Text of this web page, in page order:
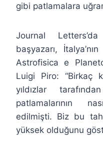
gibi patlamalara
Journal Letters’da
başyazarı,
Astrofisica e
Luigi Piro: “Birkaç
yıldızlar
patlamalarının
edilmişti. Biz bu
yüksek olduğunu